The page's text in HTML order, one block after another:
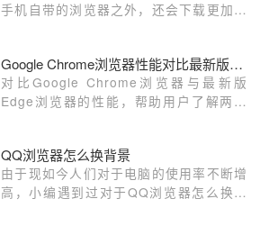
手机自带的浏览器之外，还会下载更加好
么今天小编就来为大家介绍下uc浏览器有
哪些优点，好用的安卓浏览器推荐。
Google Chrome浏览器性能对比最新版Edge分析
对比Google Chrome浏览器与最新版
Edge浏览器的性能，帮助用户了解两款
QQ浏览器怎么换背景
由于现如今人们对于电脑的使用率不断增
高，小编遇到过对于QQ浏览器怎么换皮